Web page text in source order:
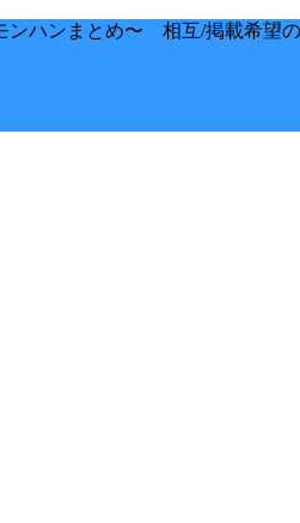
ンハンまとめ〜 相互/掲載希望